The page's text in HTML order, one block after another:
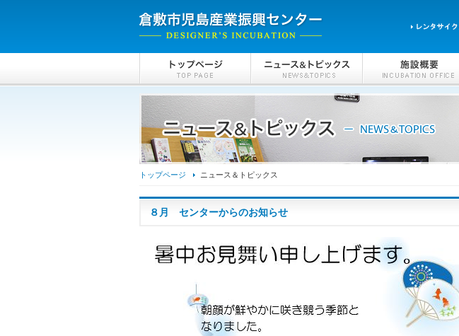
トップページ ニュース＆トピックス
８月 センターからのお知らせ